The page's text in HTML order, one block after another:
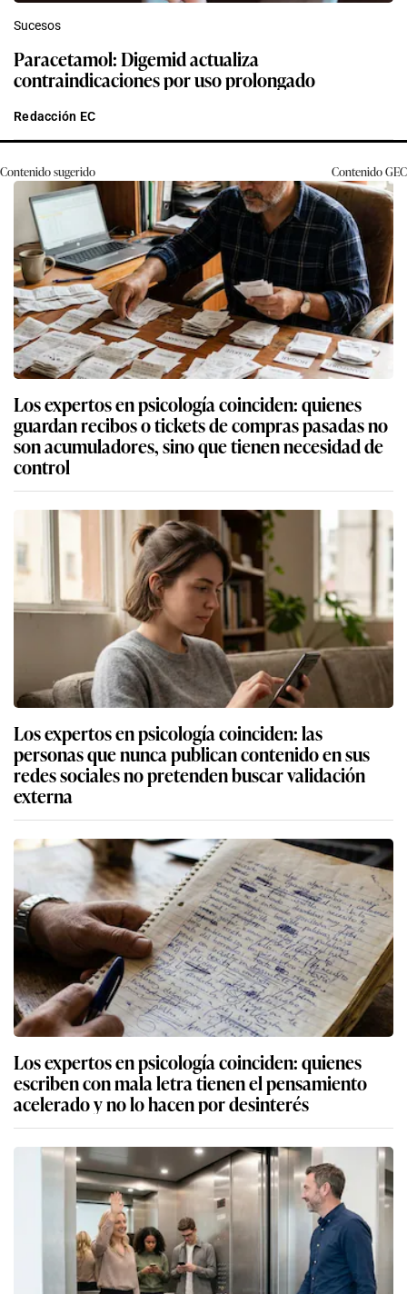
Sucesos
Paracetamol: Digemid actualiza
contraindicaciones por uso prolongado
Redacción EC
Contenido sugerido ContenidoGEC
Los expertos en psicología coinciden: quienes
guardan recibos o tickets de compras pasadas no
son acumuladores, sino que tienen necesidad de
control
Los expertos en psicología coinciden: las
personas que nunca publican contenido en sus
redes sociales no pretenden buscar validación
externa
Los expertos en psicología coinciden: quienes
escriben con mala letra tienen el pensamiento
acelerado y no lo hacen por desinterés